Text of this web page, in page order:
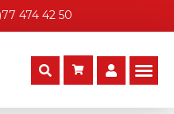
474 42 50